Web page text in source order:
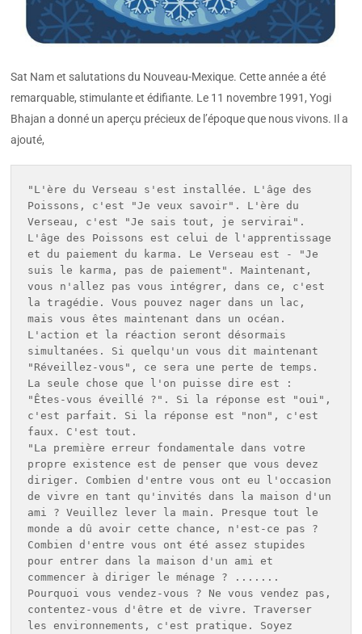
Sat Nam et salutations du Nouveau-Mexique. Cette année a été
remarquable, stimulante et édifiante. Le 11 novembre 1991, Yogi
Bhajan a donné un aperçu précieux de l’époque que nous vivons. Il a
ajouté,
"L'ère du Verseau s'est installée. L'âge des
Poissons, c'est "Je veux savoir". L'ère du
Verseau, c'est "Je sais tout, je servirai".
L'âge des Poissons est celui de l'apprentissage
et du paiement du karma. Le Verseau est - "Je
suis le karma, pas de paiement". Maintenant,
vous n'allez pas vous intégrer, dans ce, c'est
la tragédie. Vous pouvez nager dans un lac,
mais vous êtes maintenant dans un océan.
L'action et la réaction seront désormais
simultanées. Si quelqu'un vous dit maintenant
"Réveillez-vous", ce sera une perte de temps.
La seule chose que l'on puisse dire est :
"Êtes-vous éveillé ?". Si la réponse est "oui",
c'est parfait. Si la réponse est "non", c'est
faux. C'est tout.
"La première erreur fondamentale dans votre
propre existence est de penser que vous devez
diriger. Combien d'entre vous ont eu l'occasion
de vivre en tant qu'invités dans la maison d'un
ami ? Veuillez lever la main. Presque tout le
monde a dû avoir cette chance, n'est-ce pas ?
Combien d'entre vous ont été assez stupides
pour entrer dans la maison d'un ami et
commencer à diriger le ménage ? .......
Pourquoi vous vendez-vous ? Ne vous vendez pas,
contentez-vous d'être et de vivre. Traverser
les environnements, c'est pratique. Soyez